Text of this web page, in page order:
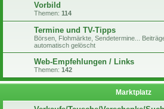
Vorbild
Themen: 114
Termine und TV-Tipps
Börsen, Flohmärkte, Sendetermine...
automatisch gelöscht
Web-Empfehlungen / Links
Themen: 142
Marktplatz